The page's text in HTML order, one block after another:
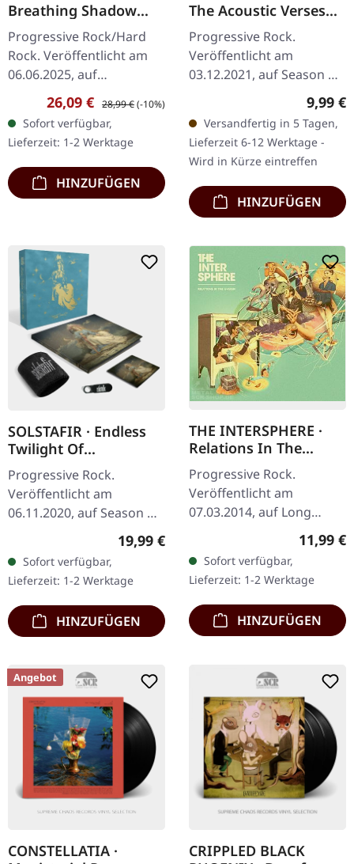
Breathing Shadow
(Re-issue 2025) |
BLACK LP
Progressive Rock/Hard
Rock. Veröffentlicht am
06.06.2025, auf
InsideOutMusic.
Schwarzes Vinyl.
Nightingales "The
Breathing Shadow" steht
als einer…
Verkaufspreis:
26,09 € Regulärer Preis:
28,99 €(-10%)
Sofort verfügbar,
Lieferzeit: 1-2 Werktage
HINZUFÜGEN
The Acoustic Verses
(Remaster 2021) |
DIGIPAK CD
Progressive Rock.
Veröffentlicht am
03.12.2021, auf Season Of
Mist. Neues Remaster
zum 15-jährigen Jubiläum
im DigiPak. Was passiert,
wenn…
9,99 €
Versandfertig in 5 Tagen,
Lieferzeit 6-12 Werktage -
Wird in Kürze eintreffen
HINZUFÜGEN
SOLSTAFIR · Endless
Twilight Of
Codependent Love |
CD DIGIBOX
Progressive Rock.
Veröffentlicht am
06.11.2020, auf Season Of
Mist. Deluxe DigiBox.
Enthält CD mit zwei
Bonus-Tracks und 20-
seitigem Booklet,…
Regulärer Preis:
19,99 €
Sofort verfügbar,
Lieferzeit: 1-2 Werktage
HINZUFÜGEN
THE INTERSPHERE ·
Relations In The
Unseen | CD
Progressive Rock.
Veröffentlicht am
07.03.2014, auf Long
Branch Records. Relations
In The Unseeen 3:34
Thanks For Nothing 3:42
The Ones We Never
Knew…
11,99 €
Sofort verfügbar,
Lieferzeit: 1-2 Werktage
HINZUFÜGEN
Angebot
CONSTELLATIA ·
CRIPPLED BLACK